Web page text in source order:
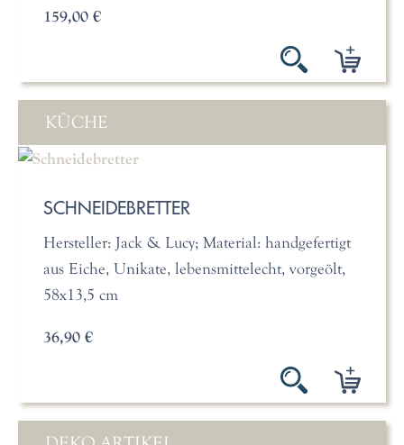
159,00 €
KÜCHE
SCHNEIDEBRETTER
Hersteller: Jack & Lucy; Material: handgefertigt
aus Eiche, Unikate, lebensmittelecht, vorgeölt,
58x13,5 cm
36,90 €